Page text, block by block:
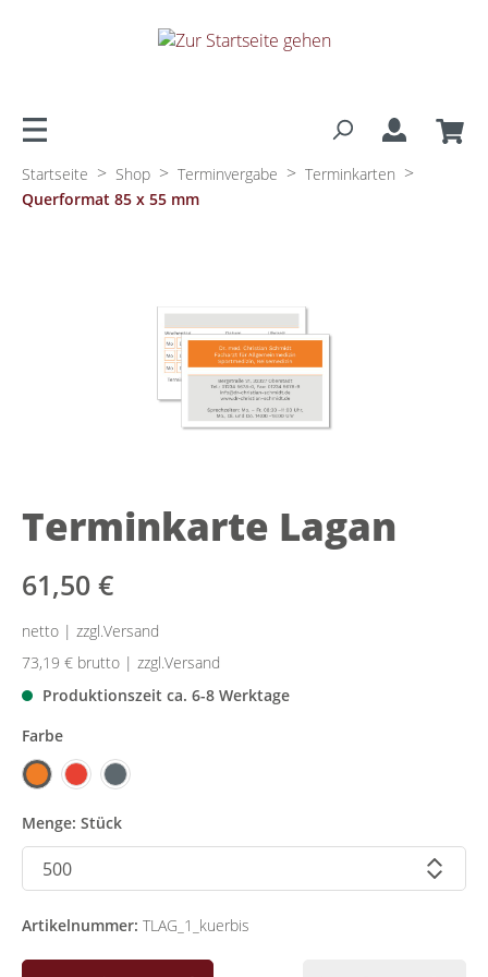
Startseite > Shop > Terminvergabe > Terminkarten >
Querformat 85 x 55 mm
Terminkarte Lagan
61,50 €
netto | zzgl.Versand
73,19 € brutto | zzgl.Versand
Produktionszeit ca. 6-8 Werktage
Farbe
Menge: Stück
Artikelnummer: TLAG_1_kuerbis